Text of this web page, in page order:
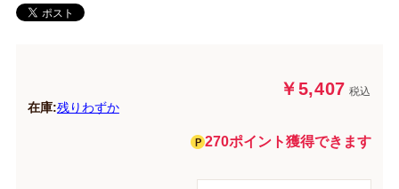
￥5,407 税込
在庫:残りわずか
270ポイント獲得できます